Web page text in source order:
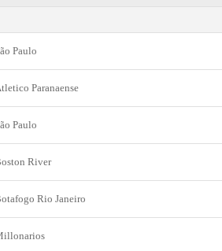
Paulo
Paranaense
Paulo
River
Rio Janeiro